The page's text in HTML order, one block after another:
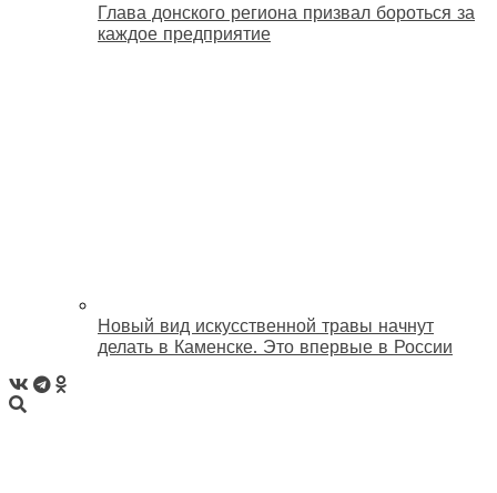
Глава донского региона призвал бороться за
каждое предприятие
Новый вид искусственной травы начнут
делать в Каменске. Это впервые в России